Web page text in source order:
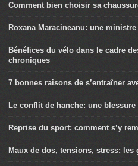
Comment bien choisir sa
Roxana Maracineanu: une
Bénéfices du vélo dans le cadre
chroniques
7 bonnes raisons de s’entraîner
Le conflit de hanche: une
Reprise du sport: comment s’y
Maux de dos, tensions, stress: les